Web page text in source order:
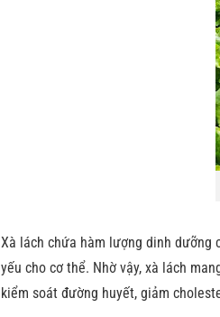
Xà lách chứa hàm lượng dinh dưỡng
yếu cho cơ thể. Nhờ vậy, xà lách
kiểm soát đường huyết, giảm